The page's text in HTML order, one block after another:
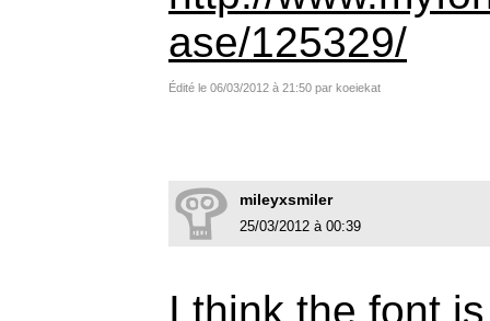
ase/125329/
Édité le 06/03/2012 à 21:50 par koeiekat
mileyxsmiler
25/03/2012 à 00:39
I think the font